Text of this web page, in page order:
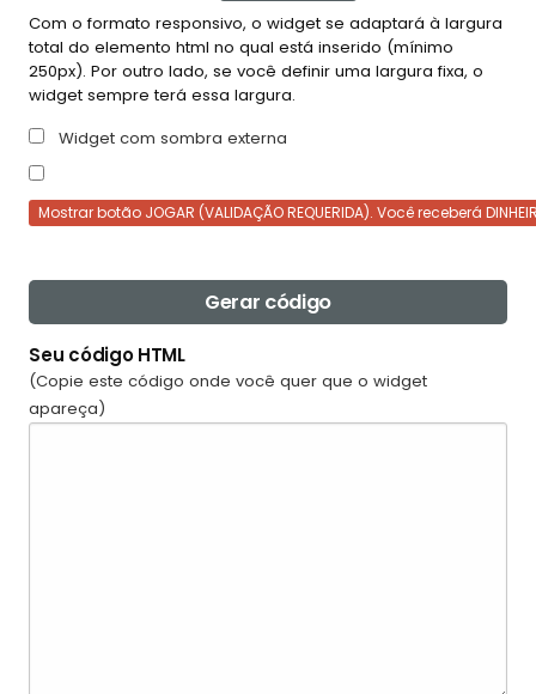
Com o formato responsivo, o widget se adaptará à largura
total do elemento html no qual está inserido (mínimo
250px). Por outro lado, se você definir uma largura fixa, o
widget sempre terá essa largura.
Widget com sombra externa
Mostrar botão JOGAR (VALIDAÇÃO REQUERIDA). Você receberá
Gerar código
Seu código HTML
(Copie este código onde você quer que o widget
apareça)